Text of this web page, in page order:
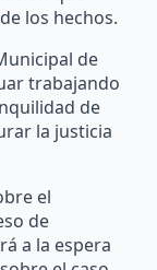
los hechos.
de
trabajando
de
la justicia
el
de
a la espera